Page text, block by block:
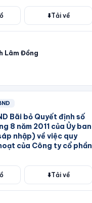
⬇️Tải về
Lâm Đồng
Bãi bỏ Quyết định số
8 năm 2011 của Ủy ban
nhập) về việc quy
của Công ty cổ phần
⬇️Tải về